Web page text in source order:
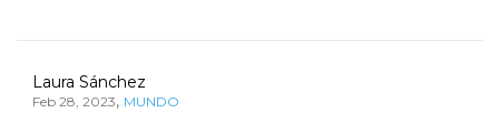
Laura Sánchez
Feb 28, 2023, MUNDO